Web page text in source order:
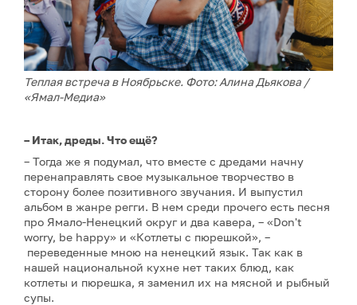
Теплая встреча в Ноябрьске. Фото: Алина Дьякова /
«Ямал-Медиа»
– Итак, дреды. Что ещё?
– Тогда же я подумал, что вместе с дредами начну
перенаправлять свое музыкальное творчество в
сторону более позитивного звучания. И выпустил
альбом в жанре регги. В нем среди прочего есть песня
про Ямало-Ненецкий округ и два кавера, – «Don't
worry, be happy» и «Котлеты с пюрешкой», –
переведенные мною на ненецкий язык. Так как в
нашей национальной кухне нет таких блюд, как
котлеты и пюрешка, я заменил их на мясной и рыбный
супы.